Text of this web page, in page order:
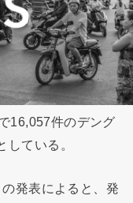
16,057件のデング
ている。
発表によると、発